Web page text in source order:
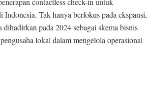
Tak hanya berfokus pada ekspansi,
pada 2024 sebagai skema bisnis
lokal dalam mengelola operasional